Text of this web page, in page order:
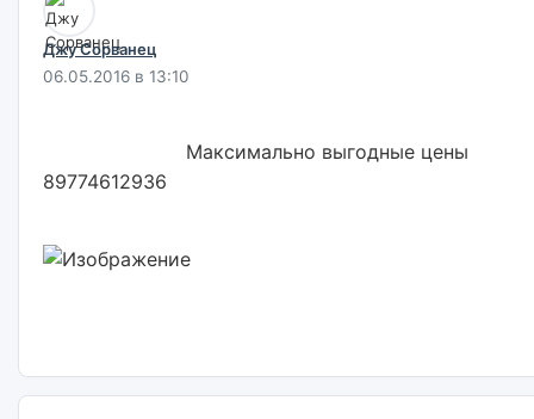
Джу Сорванец
06.05.2016 в 13:10
89774612936